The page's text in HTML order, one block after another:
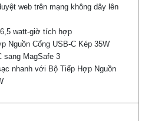
web trên mạng không dây lên
watt‑giờ tích hợp
Nguồn Cổng USB-C Kép 35W
sang MagSafe 3
nhanh với Bộ Tiếp Hợp Nguồn